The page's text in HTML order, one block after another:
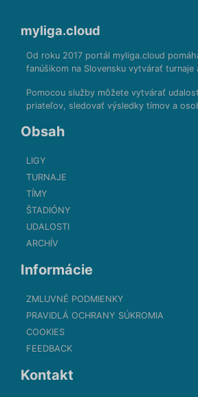
myliga.cloud
Od roku 2017 portál myliga.cloud
fanúšikom na Slovensku vytvárať turnaje
Pomocou služby môžete vytvárať
priateľov, sledovať výsledky tímov a
Obsah
LIGY
TURNAJE
TÍMY
ŠTADIÓNY
UDALOSTI
ARCHÍV
Informácie
ZMLUVNÉ PODMIENKY
PRAVIDLÁ OCHRANY SÚKROMIA
COOKIES
FEEDBACK
Kontakt